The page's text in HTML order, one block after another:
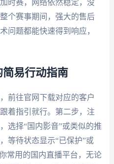
时赛，网络依然稳定，没
个赛事期间，强大的售后
问题都能快速得到响应，
易行动指南
前往官网下载对应的客户
着指引就行。第二步，注
选择“国内影音”或类似的推
等待状态显示“已保护”或
常用的国内直播平台，无论